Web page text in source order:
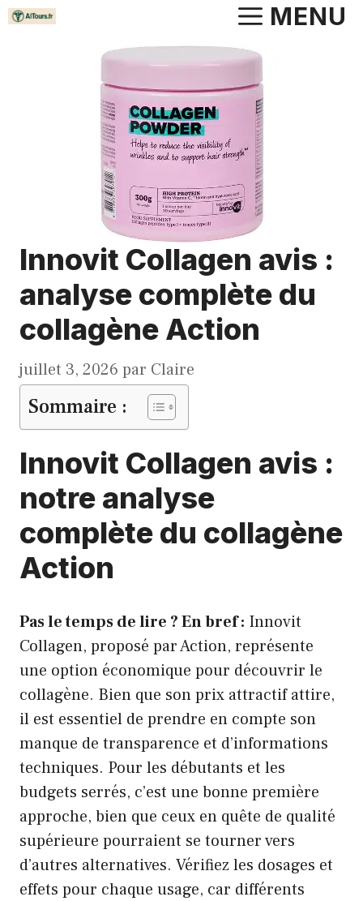
Aller
MENU
Innovit Collagen avis :
analyse complète du
collagène Action
juillet 3, 2026 par Claire
Sommaire :
Innovit Collagen avis :
notre analyse
complète du collagène
Action
Pas le temps de lire ? En bref : Innovit
Collagen, proposé par Action, représente
une option économique pour découvrir le
collagène. Bien que son prix attractif attire,
il est essentiel de prendre en compte son
manque de transparence et d’informations
techniques. Pour les débutants et les
budgets serrés, c’est une bonne première
approche, bien que ceux en quête de qualité
supérieure pourraient se tourner vers
d’autres alternatives. Vérifiez les dosages et
effets pour chaque usage, car différents